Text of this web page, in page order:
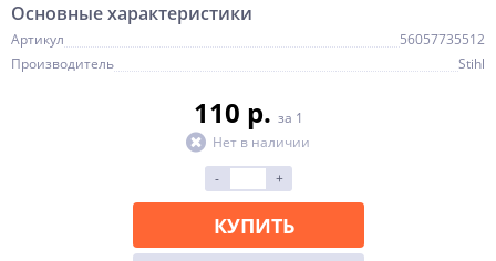
Основные характеристики
Артикул
56057735512
Производитель
Stihl
110 p. за 1
Нет в наличии
-
+
КУПИТЬ